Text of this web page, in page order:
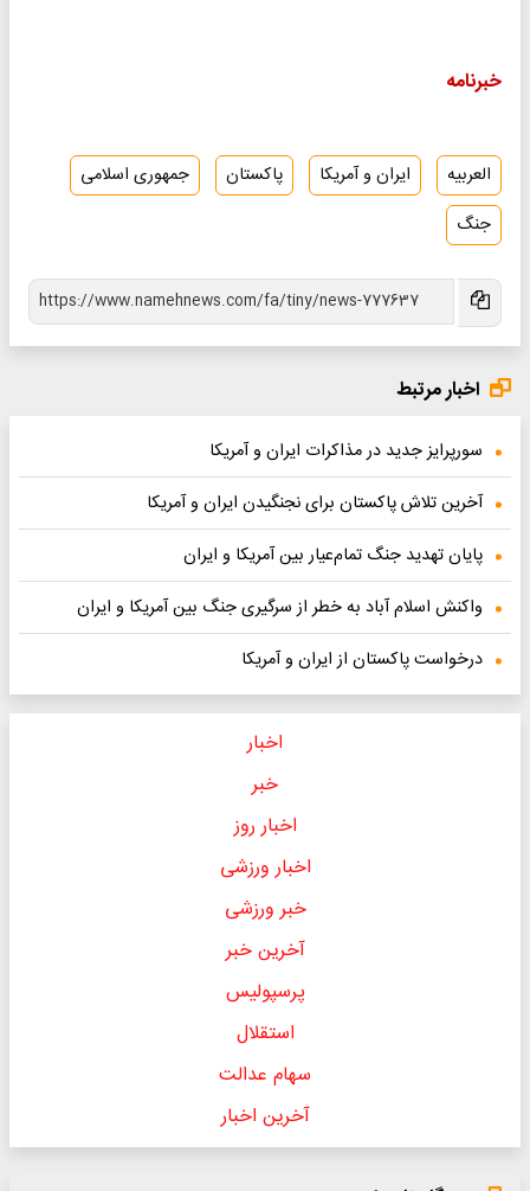
خبرنامه
العربیه ایران و آمریکا پاکستان
جمهوری اسلامی
جنگ
اخبار مرتبط
سورپرایز جدید در مذاکرات ایران و آمریکا
آخرین تلاش پاکستان برای نجنگیدن ایران و آمریکا
پایان تهدید جنگ تمام‌عیار بین آمریکا و ایران
واکنش اسلام آباد به خطر از سرگیری جنگ بین آمریکا و ایران
درخواست پاکستان از ایران و آمریکا
اخبار
خبر
اخبار روز
اخبار ورزشی
خبر ورزشی
آخرین خبر
پرسپولیس
استقلال
سهام عدالت
آخرین اخبار